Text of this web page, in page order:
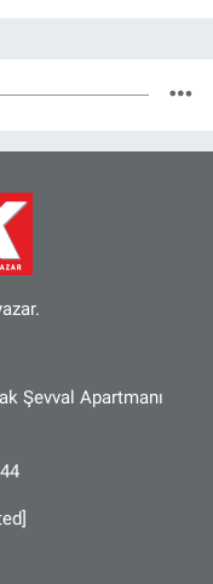
Şevval Apartmanı